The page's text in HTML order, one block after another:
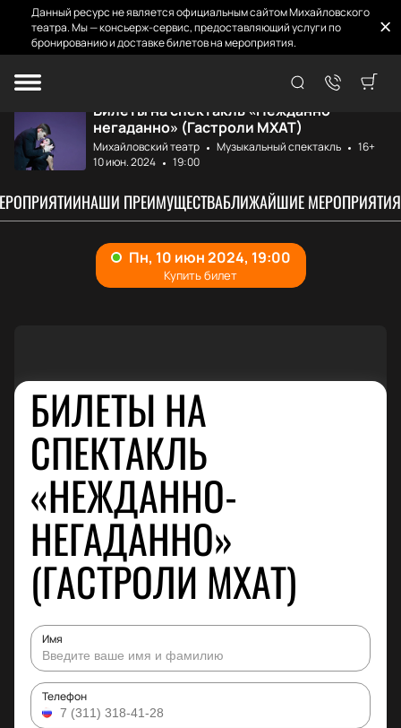
Данный ресурс не является официальным сайтом Михайловского
театра. Мы — консьерж-сервис, предоставляющий услуги по
бронированию и доставке билетов на мероприятия.
Главная Нежданно-негадан...
Билеты на спектакль «Нежданно-
негаданно» (Гастроли МХАТ)
Михайловский театр Музыкальный спектакль
16+
10 июн. 2024
19:00
НАШИ ПРЕИМУЩЕСТВАБЛИЖАЙШИЕ МЕРОПРИЯТИЯ
БИЛЕТЫ НА
СПЕКТАКЛЬ
«НЕЖДАННО-
НЕГАДАННО»
(ГАСТРОЛИ МХАТ)
Имя
Телефон